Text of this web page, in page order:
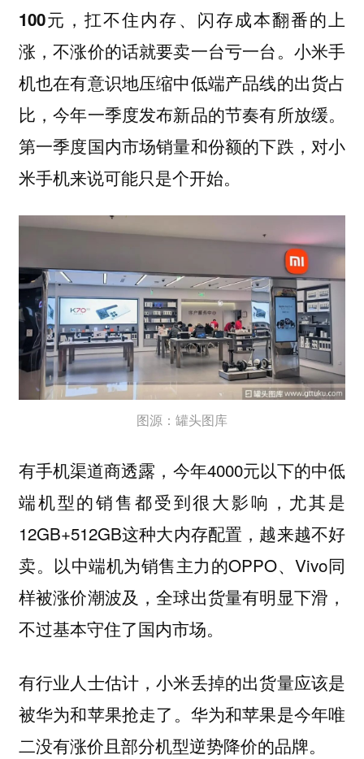
100元，扛不住内存、闪存成本翻番的上
涨，不涨价的话就要卖一台亏一台。 小米手
机也在有意识地压缩中低端产品线的出货占
比，今年一季度发布新品的节奏有所放缓。
第一季度国内市场销量和份额的下跌，对小
米手机来说可能只是个开始。
图源：罐头图库
有手机渠道商透露，今年4000元以下的中低
端机型的销售都受到很大影响，尤其是
12GB+512GB这种大内存配置，越来越不好
卖。以中端机为销售主力的OPPO、Vivo同
样被涨价潮波及，全球出货量有明显下滑，
不过基本守住了国内市场。
有行业人士估计，小米丢掉的出货量应该是
被华为和苹果抢走了 。华为和苹果是今年唯
二没有涨价且部分机型逆势降价的品牌。